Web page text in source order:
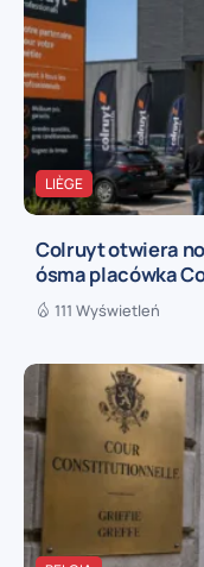
LIÈGE
Colruyt otwiera
ósma placówka
111 Wyświetleń